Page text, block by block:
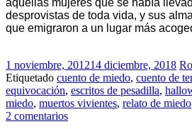
aquellas mujeres que se había
desprovistas de toda vida, y sus
que emigraron a un lugar más
1 noviembre, 201214 diciembre, 2018
Etiquetado cuento de miedo, cuento de
equivocación, escritos de pesadilla,
miedo, muertos vivientes, relato de miedo
2 comentarios